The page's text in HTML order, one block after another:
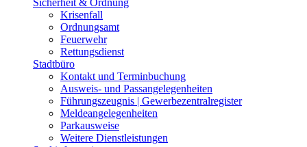
Sicherheit & Ordnung
Krisenfall
Ordnungsamt
Feuerwehr
Rettungsdienst
Stadtbüro
Kontakt und Terminbuchung
Ausweis- und Passangelegenheiten
Führungszeugnis | Gewerbezentralregister
Meldeangelegenheiten
Parkausweise
Weitere Dienstleistungen